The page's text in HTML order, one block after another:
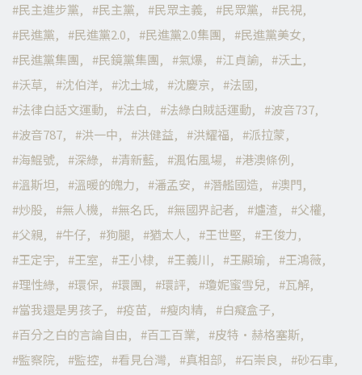
民主進步黨
民主黨 民眾主義 民眾黨
民視
民進黨
民進黨2.0 民進黨2.0集團
民進黨美女
民進黨集團
民鏡黨集團 氣爆 江貞諭
沃土
沃草
沈伯洋 沈土城 沈慶京
法國
法律白話文運動
法白 法綠白賊話運動
波音737
波音787
洪一中 洪健益 洪耀福
派拉蒙
海鯤號
深綠 清新藍 渢佑風場
港澳條例
溫斯坦
溫暖的魄力 潘孟安 潛艦國造
澳門
炒股
無人機 無名氏 無國界記者 爐渣
父權
父親
牛仔 狗腿 猶太人 王世堅
王俊力
王定宇
王室 王小棣 王義川 王顯瑜
王鴻薇
理性綠
環保 環團 環評 瓊妮蜜雪兒
瓦解
當我還是男孩子
疫苗 瘦肉精
白癡盒子
百分之白的言論自由
百工百業
皮特·赫格塞斯
監察院
監控 看見台灣 真相部 石崇良
砂石車